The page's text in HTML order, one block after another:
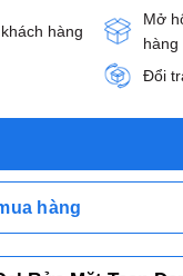
hàng
Mở
hàng
Đổi
hàng